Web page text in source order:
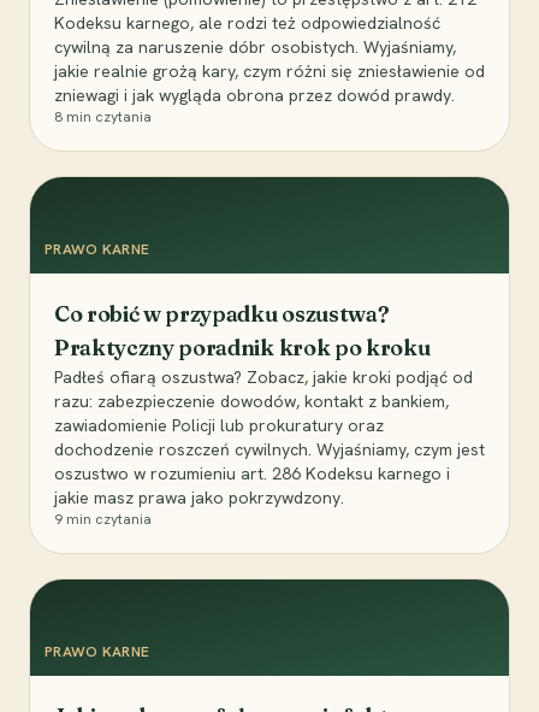
Kodeksu karnego, ale rodzi też odpowiedzialność
cywilną za naruszenie dóbr osobistych. Wyjaśniamy,
jakie realnie grożą kary, czym różni się zniesławienie od
zniewagi i jak wygląda obrona przez dowód prawdy.
8 min czytania
PRAWO KARNE
Co robić w przypadku oszustwa?
Praktyczny poradnik krok po kroku
Padłeś ofiarą oszustwa? Zobacz, jakie kroki podjąć od
razu: zabezpieczenie dowodów, kontakt z bankiem,
zawiadomienie Policji lub prokuratury oraz
dochodzenie roszczeń cywilnych. Wyjaśniamy, czym jest
oszustwo w rozumieniu art. 286 Kodeksu karnego i
jakie masz prawa jako pokrzywdzony.
9 min czytania
PRAWO KARNE